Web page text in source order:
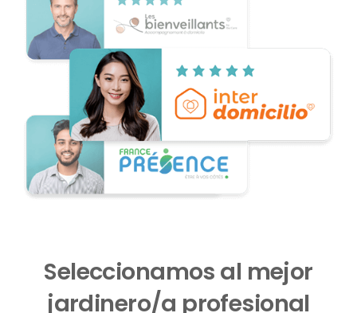
Seleccionamos al mejor
jardinero/a profesional